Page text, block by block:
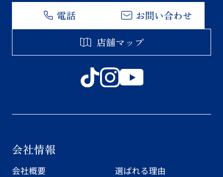
電話
お問い合わせ
店舗マップ
会社情報
会社概要
選ばれる理由